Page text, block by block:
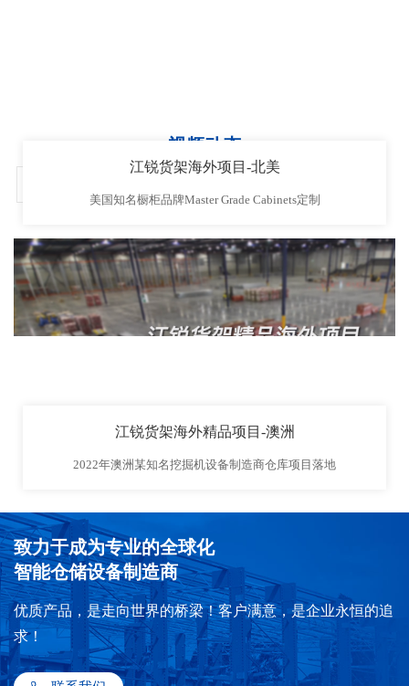
视频动态
VIDEO DYNAMIC
江锐货架海外项目-北美
美国知名橱柜品牌Master Grade Cabinets定制
江锐货架海外精品项目-澳洲
2022年澳洲某知名挖掘机设备制造商仓库项目落地
致力于成为专业的全球化
智能仓储设备制造商
优质产品，是走向世界的桥梁！客户满意，是企业永恒的追
求！